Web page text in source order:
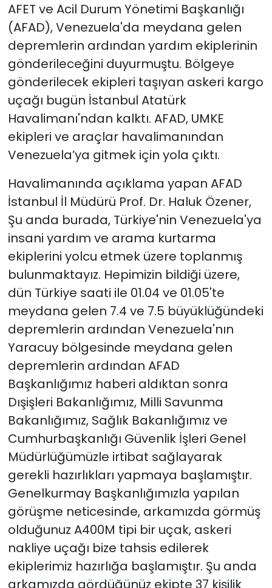
AFET ve Acil Durum Yönetimi Başkanlığı
(AFAD), Venezuela'da meydana gelen
depremlerin ardından yardım ekiplerinin
gönderileceğini duyurmuştu. Bölgeye
gönderilecek ekipleri taşıyan askeri kargo
uçağı bugün İstanbul Atatürk
Havalimanı'ndan kalktı. AFAD, UMKE
ekipleri ve araçlar havalimanından
Venezuela’ya gitmek için yola çıktı.
Havalimanında açıklama yapan AFAD
İstanbul İl Müdürü Prof. Dr. Haluk Özener,
Şu anda burada, Türkiye'nin Venezuela'ya
insani yardım ve arama kurtarma
ekiplerini yolcu etmek üzere toplanmış
bulunmaktayız. Hepimizin bildiği üzere,
dün Türkiye saati ile 01.04 ve 01.05'te
meydana gelen 7.4 ve 7.5 büyüklüğündeki
depremlerin ardından Venezuela'nın
Yaracuy bölgesinde meydana gelen
depremlerin ardından AFAD
Başkanlığımız haberi aldıktan sonra
Dışişleri Bakanlığımız, Milli Savunma
Bakanlığımız, Sağlık Bakanlığımız ve
Cumhurbaşkanlığı Güvenlik İşleri Genel
Müdürlüğümüzle irtibat sağlayarak
gerekli hazırlıkları yapmaya başlamıştır.
Genelkurmay Başkanlığımızla yapılan
görüşme neticesinde, arkamızda görmüş
olduğunuz A400M tipi bir uçak, askeri
nakliye uçağı bize tahsis edilerek
ekiplerimiz hazırlığa başlamıştır. Şu anda
arkamızda gördüğünüz ekipte 37 kişilik